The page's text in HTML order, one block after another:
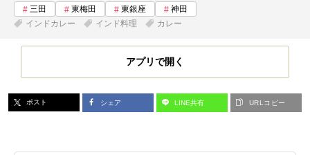
三田
東梅田 東銀座
神田
インドカレー
インド料理 カレー
アプリで開く
ポスト シェア LINE共有 URLコピー